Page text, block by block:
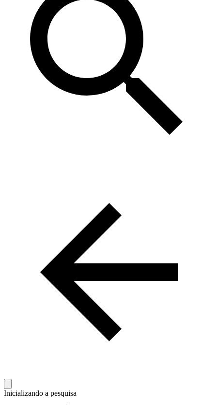
Inicializando a pesquisa